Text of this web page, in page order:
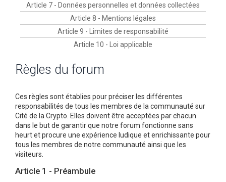
Article 7 - Données personnelles et données collectées
Article 8 - Mentions légales
Article 9 - Limites de responsabilité
Article 10 - Loi applicable
Règles du forum
Ces règles sont établies pour préciser les différentes
responsabilités de tous les membres de la communauté sur
Cité de la Crypto. Elles doivent être acceptées par chacun
dans le but de garantir que notre forum fonctionne sans
heurt et procure une expérience ludique et enrichissante pour
tous les membres de notre communauté ainsi que les
visiteurs.
Article 1 - Préambule